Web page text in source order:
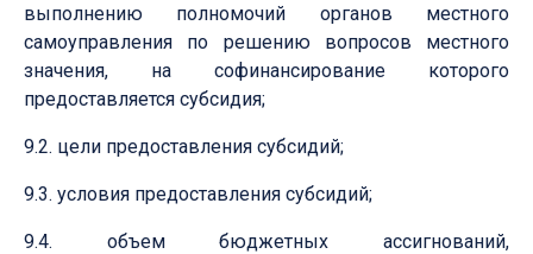
выполнению полномочий органов местного
самоуправления по решению вопросов местного
значения, на софинансирование которого
предоставляется субсидия;
9.2. цели предоставления субсидий;
9.3. условия предоставления субсидий;
9.4. объем бюджетных ассигнований,